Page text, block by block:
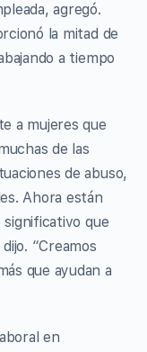
agregó.
la mitad de
a tiempo
a mujeres que
de las
de abuso,
Ahora están
que
“Creamos
que ayudan a
en